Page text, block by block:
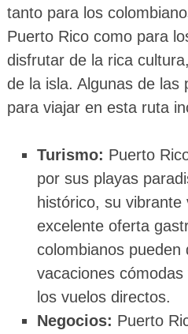
tanto para los
Puerto Rico como para
disfrutar de la rica
de la isla. Algunas de las
para viajar en esta ruta
Turismo: Puerto
por sus playas
histórico, su
excelente oferta
colombianos pueden
vacaciones
los vuelos directos.
Negocios: Puerto